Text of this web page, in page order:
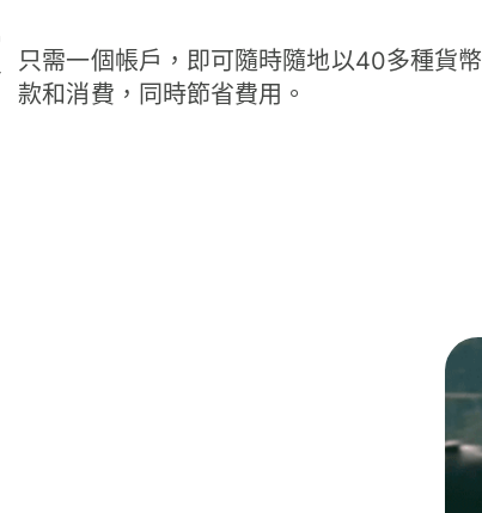
只需一個帳戶，即可隨時隨地以40多種貨
款和消費，同時節省費用。